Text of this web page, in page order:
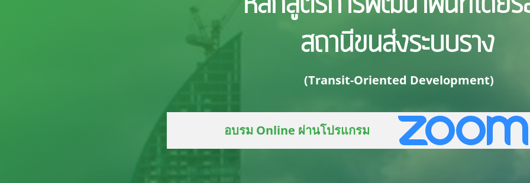
สถานีขนส่งระบบราง
(Transit-Oriented Development)
อบรม Online ผ่านโปรแกรม